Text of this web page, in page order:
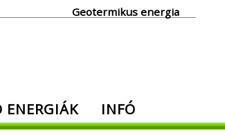
Geotermikus energia
ENERGIÁK INFÓ